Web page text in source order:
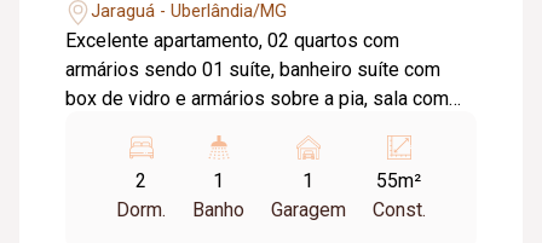
Jaraguá - Uberlândia/MG
Excelente apartamento, 02 quartos com
armários sendo 01 suíte, banheiro suíte com
box de vidro e armários sobre a pia, sala com
01 banheiro social com box de vidro e armário
sobre a pia. Elevador, 01 vaga de
estacionamento, portaria 24 horas, piscina,
2
Dorm.
1
Banho
1
Garagem
55m²
Const.